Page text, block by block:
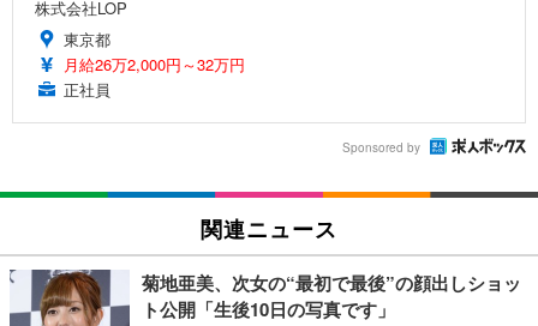
株式会社LOP
東京都
月給26万2,000円～32万円
正社員
Sponsored by
関連ニュース
菊地亜美、次女の“最初で最後”の顔出しショッ
ト公開「生後10日の写真です」